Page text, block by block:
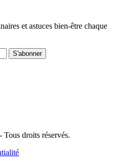
et astuces bien-être chaque
S'abonner
droits réservés.